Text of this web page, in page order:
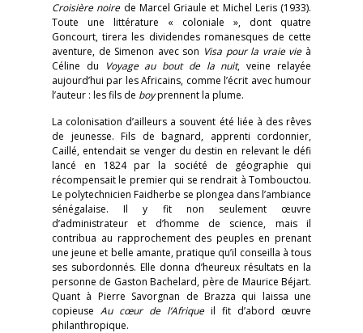
Croisière noirede Marcel Griaule et Michel Leris (1933).
Toute une littérature « coloniale », dont quatre
Goncourt, tirera les dividendes romanesques de cette
aventure, de Simenon avec son Visa pour la vraie vieà
Céline du
Voyage au bout de la nuit, veine relayée
aujourd’hui par les Africains, comme l’écrit avec humour
l’auteur : les fils de boyprennent la plume.
La colonisation d’ailleurs a souvent été liée à des rêves
de jeunesse. Fils de bagnard, apprenti cordonnier,
Caillé, entendait se venger du destin en relevant le défi
lancé en 1824 par la société de géographie qui
récompensait le premier qui se rendrait à Tombouctou.
Le polytechnicien Faidherbe se plongea dans l’ambiance
sénégalaise. Il y fit non seulement œuvre
d’administrateur et d’homme de science, mais il
contribua au rapprochement des peuples en prenant
une jeune et belle amante, pratique qu’il conseilla à tous
ses subordonnés. Elle donna d’heureux résultats en la
personne de Gaston Bachelard, père de Maurice Béjart.
Quant à Pierre Savorgnan de Brazza qui laissa une
copieuse Au cœur de l’Afriqueil fit d’abord œuvre
philanthropique.